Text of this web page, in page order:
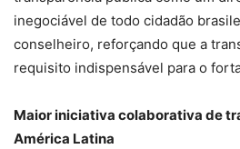
inegociável de todo cidadão
conselheiro, reforçando que a
requisito indispensável para o
Maior iniciativa colaborativa de
América Latina